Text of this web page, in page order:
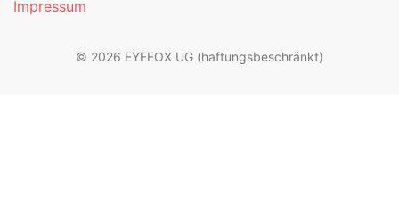
Impressum
© 2026 EYEFOX UG (haftungsbeschränkt)